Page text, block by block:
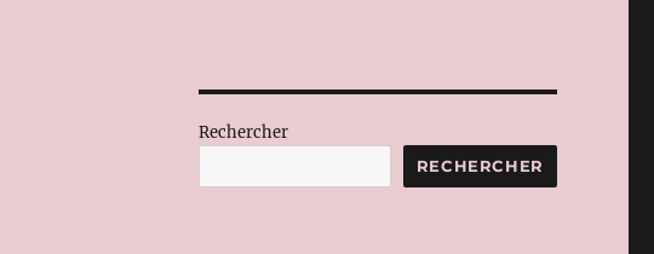
Rechercher
RECHERCHER